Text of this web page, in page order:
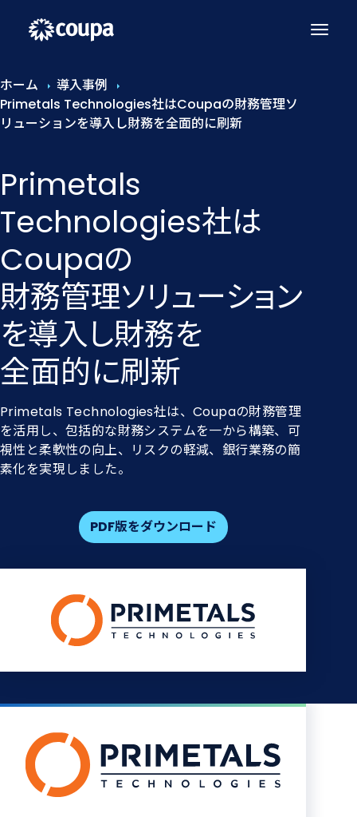
ホーム
導入事例
Primetals Technologies社はCoupaの財務管理ソ
リューションを導入し財務を全面的に刷新
Primetals
Technologies社は​
Coupaの​
財務管理ソリューション
を​導入し財務を​
全面的に​刷新
Primetals Technologies社は、Coupaの財務管理
を活用し、包括的な財務システムを一から構築、可
視性と柔軟性の向上、リスクの軽減、銀行業務の簡
素化を実現しました。
PDF版をダウンロード